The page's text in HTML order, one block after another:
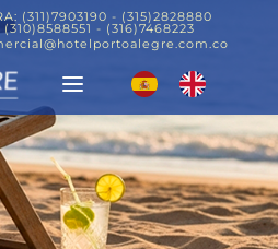
(311)7903190 - (315)2828880
- (316)7468223